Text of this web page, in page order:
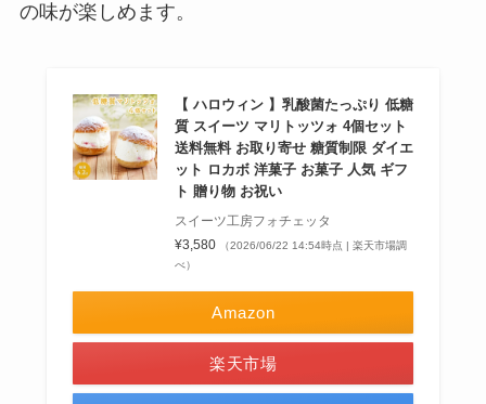
の味が楽しめます。
【 ハロウィン 】乳酸菌たっぷり 低糖
質 スイーツ マリトッツォ 4個セット
送料無料 お取り寄せ 糖質制限 ダイエ
ット ロカボ 洋菓子 お菓子 人気 ギフ
ト 贈り物 お祝い
スイーツ工房フォチェッタ
¥3,580
（2026/06/22 14:54時点 | 楽天市場調
べ）
Amazon
楽天市場